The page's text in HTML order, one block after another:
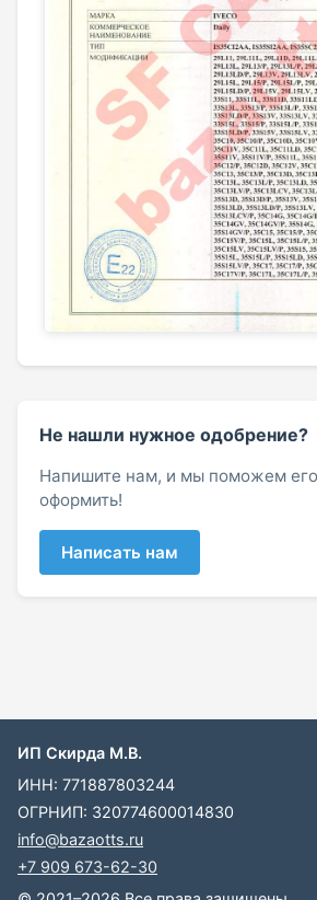
Не нашли нужное одобрение?
Напишите нам, и мы поможем
оформить!
Написать нам
ИП Скирда М.В.
ИНН: 771887803244
ОГРНИП: 320774600014830
info@bazaotts.ru
+7 909 673-62-30